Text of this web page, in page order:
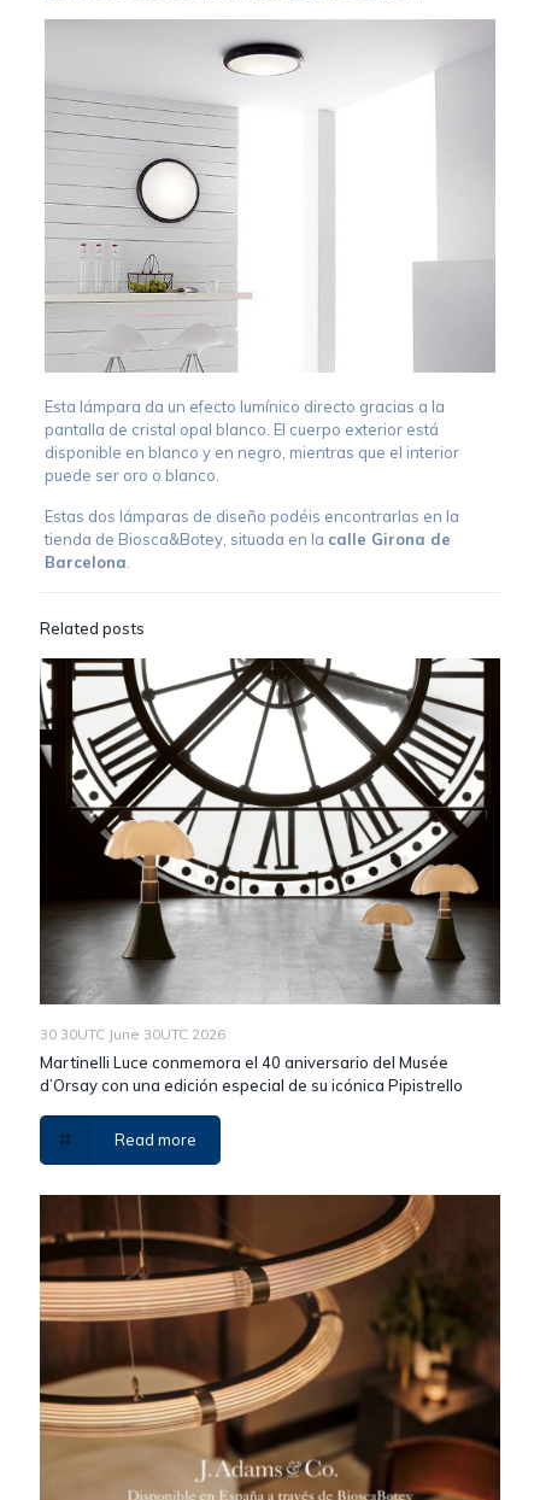
Esta lámpara da un efecto lumínico directo gracias a la
pantalla de cristal opal blanco. El cuerpo exterior está
disponible en blanco y en negro, mientras que el interior
puede ser oro o blanco.
Estas dos lámparas de diseño podéis encontrarlas en la
tienda de Biosca&Botey, situada en la calle Girona de
Barcelona
Related posts
30 30UTC June 30UTC 2026
Martinelli Luce conmemora el 40 aniversario del Musée
d’Orsay con una edición especial de su icónica Pipistrello
Read more